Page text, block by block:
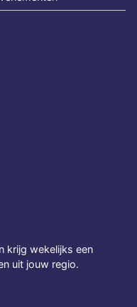
krijg wekelijks een
uit jouw regio.